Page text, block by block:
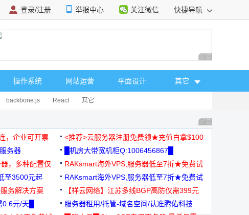
登录/注册 举报中心 关注微信 快捷导航
，理性选择 广告 商业广告，理
操作系统 网站运营 平面设计 其它
backbone.js React 其它
广告 商业广告，理
，企业可开票
<推荐>云服务器注册免费领★充值白拿$100
务器
█机房大带宽机柜Q:1006456867█
，多种配置仅
RAKsmart海外VPS,服务器低至7折★免费试
用★
至3500元起
RAKsmart海外VPS,服务器低至7折★免费试
用★
务解决方案
【祥云网络】江苏多线BGP高防仅需399元
元/天█
服务器租用/托管-域名空间/认准腾佑科技